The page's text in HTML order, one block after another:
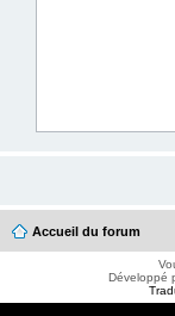
Accueil du forum
Développé